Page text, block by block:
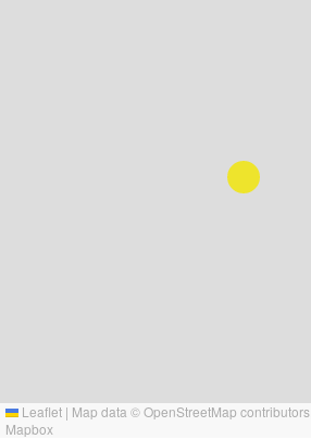
Leaflet | Map data ©OpenStreetMap contributors,
Mapbox